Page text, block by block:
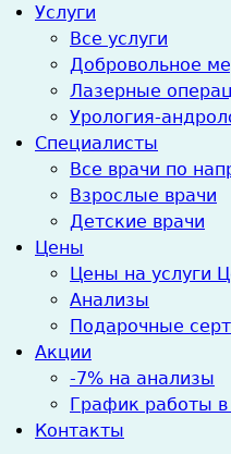
Услуги
Все услуги
Добровольное
Лазерные
Урология-
Специалисты
Все врачи по
Взрослые врачи
Детские врачи
Цены
Цены на услуги
Анализы
Подарочные
Акции
-7% на анализы
График работы
Контакты